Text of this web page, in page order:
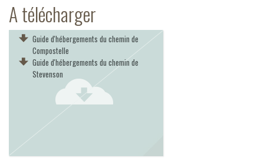
A télécharger
Guide d'hébergements du chemin de
Compostelle
Guide d'hébergements du chemin de
Stevenson